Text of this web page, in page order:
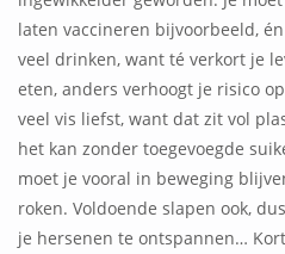
laten vaccineren bijvoorbeeld,
veel drinken, want té verkort je
eten, anders verhoogt je risico
veel vis liefst, want dat zit vol
het kan zonder toegevoegde
moet je vooral in beweging
roken. Voldoende slapen ook,
je hersenen te ontspannen…